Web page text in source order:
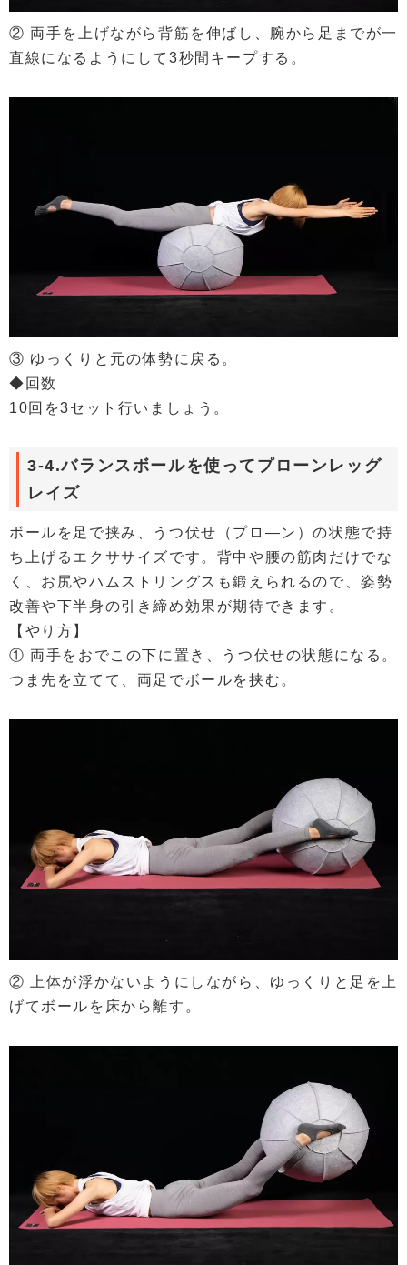
② 両手を上げながら背筋を伸ばし、腕から足までが一
直線になるようにして3秒間キープする。
③ ゆっくりと元の体勢に戻る。
◆回数
10回を3セット行いましょう。
3-4.バランスボールを使ってプローンレッグ
レイズ
ボールを足で挟み、うつ伏せ（プロ―ン）の状態で持
ち上げるエクササイズです。背中や腰の筋肉だけでな
く、お尻やハムストリングスも鍛えられるので、姿勢
改善や下半身の引き締め効果が期待できます。
【やり方】
① 両手をおでこの下に置き、うつ伏せの状態になる。
つま先を立てて、両足でボールを挟む。
② 上体が浮かないようにしながら、ゆっくりと足を上
げてボールを床から離す。